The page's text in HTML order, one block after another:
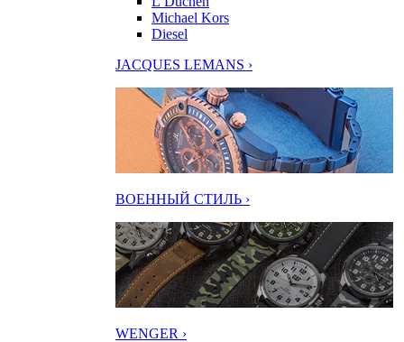
Michael Kors
Diesel
JACQUES LEMANS ›
ВОЕННЫЙ СТИЛЬ ›
WENGER ›